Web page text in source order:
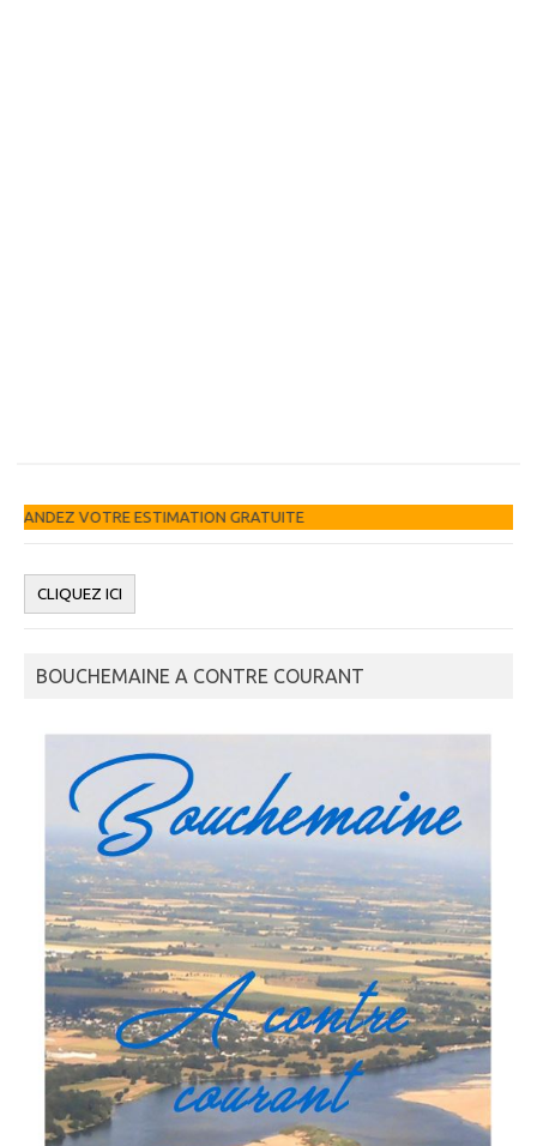
ESTIMATION GRATUITE
BOUCHEMAINE A CONTRE COURANT